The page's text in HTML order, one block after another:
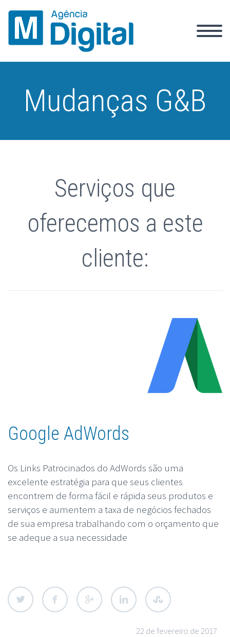
Mudanças G&B
Serviços que
oferecemos a este
cliente:
Google AdWords
Os Links Patrocinados do AdWords são uma
excelente estratégia para que seus clientes
encontrem de forma fácil e rápida seus produtos e
serviços e aumentem a taxa de negócios fechados
de sua empresa trabalhando com o orçamento que
se adeque a sua necessidade
22 de fevereiro de 2017